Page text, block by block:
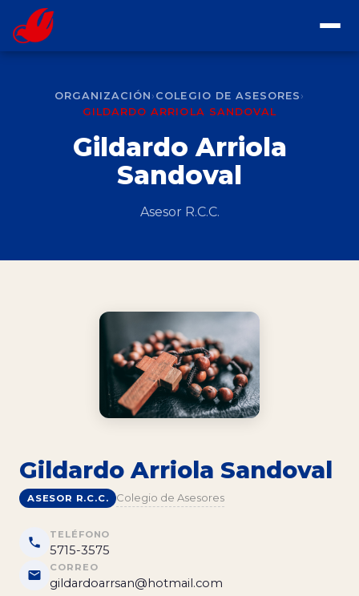
MISIÓN
HISTORIA DE LA RCC
QUE ES LA RENOVACIÓN CARISMÁTICA CATÓLICA
ORGANIZACIÓN
ORGANIZACIÓN › COLEGIO DE ASESORES ›
GILDARDO ARRIOLA SANDOVAL
Gildardo Arriola
Sandoval
Asesor R.C.C.
Gildardo Arriola Sandoval
ASESOR R.C.C. Colegio de Asesores
TELÉFONO
5715-3575
CORREO
gildardoarrsan@hotmail.com